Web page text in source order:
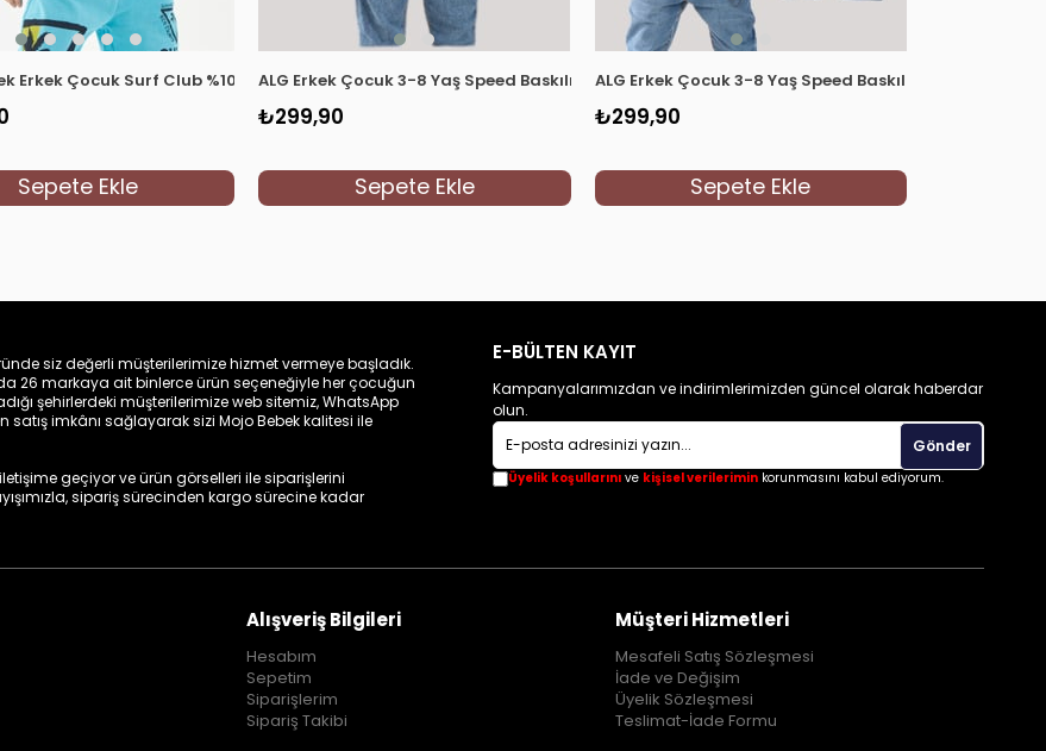
Erkek Çocuk Surf Club %100 Pamuk Sweatshirt 219276 Turkuaz
Sepete Ekle
ALG Erkek Çocuk 3-8 Yaş Speed Baskılı Şardonlu Sweatshirt 224473 Çağla Yeşili
₺299,90
Sepete Ekle
ALG Erkek Çocuk 3-8 Yaş Speed Baskılı Şardonlu
₺299,90
Sepete Ekle
siz değerli müşterilerimize hizmet vermeye başladık.
26 markaya ait binlerce ürün seçeneğiyle her çocuğun
şehirlerdeki müşterilerimize web sitemiz, WhatsApp
imkânı sağlayarak sizi Mojo Bebek kalitesi ile
geçiyor ve ürün görselleri ile siparişlerini
sipariş sürecinden kargo sürecine kadar
E-BÜLTEN KAYIT
Kampanyalarımızdan ve indirimlerimizden güncel olarak haberdar
olun.
Gönder
Üyelik koşullarınıve kişisel verileriminkorunmasını kabul ediyorum.
Alışveriş Bilgileri
Hesabım
Sepetim
Siparişlerim
Sipariş Takibi
Müşteri Hizmetleri
Mesafeli Satış Sözleşmesi
İade ve Değişim
Üyelik Sözleşmesi
Teslimat-İade Formu